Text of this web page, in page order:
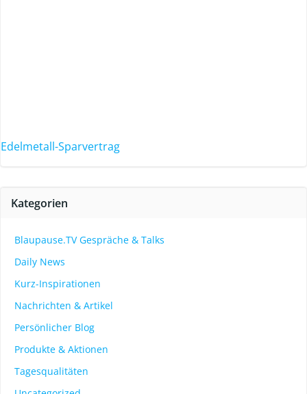
Edelmetall-Sparvertrag
Kategorien
Blaupause.TV Gespräche & Talks
Daily News
Kurz-Inspirationen
Nachrichten & Artikel
Persönlicher Blog
Produkte & Aktionen
Tagesqualitäten